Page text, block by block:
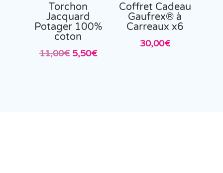
Torchon
Jacquard
Potager 100%
coton
11,00€ Le
5,50€Le
Coffret Cadeau
Gaufrex® à
Carreaux x6
30,00€